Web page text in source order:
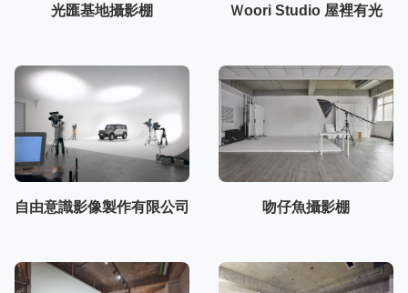
光匯基地攝影棚 Ｗoori Studio 屋裡有光
自由意識影像製作有限公司 吻仔魚攝影棚